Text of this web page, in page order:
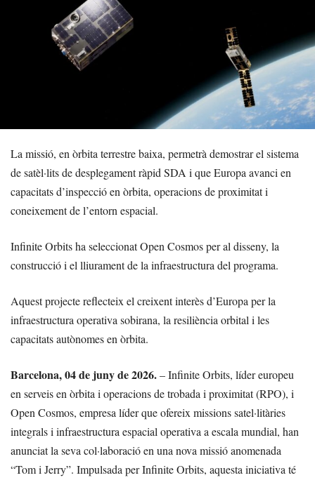
La missió, en òrbita terrestre baixa, permetrà demostrar el sistema
de satèl·lits de desplegament ràpid SDA i que Europa avanci en
capacitats d’inspecció en òrbita, operacions de proximitat i
coneixement de l’entorn espacial.
Infinite Orbits ha seleccionat Open Cosmos per al disseny, la
construcció i el lliurament de la infraestructura del programa.
Aquest projecte reflecteix el creixent interès d’Europa per la
infraestructura operativa sobirana, la resiliència orbital i les
capacitats autònomes en òrbita.
Barcelona, 04 de juny de 2026.– Infinite Orbits, líder europeu
en serveis en òrbita i operacions de trobada i proximitat (RPO), i
Open Cosmos, empresa líder que ofereix missions satel·litàries
integrals i infraestructura espacial operativa a escala mundial, han
anunciat la seva col·laboració en una nova missió anomenada
“Tom i Jerry”. Impulsada per Infinite Orbits, aquesta iniciativa té